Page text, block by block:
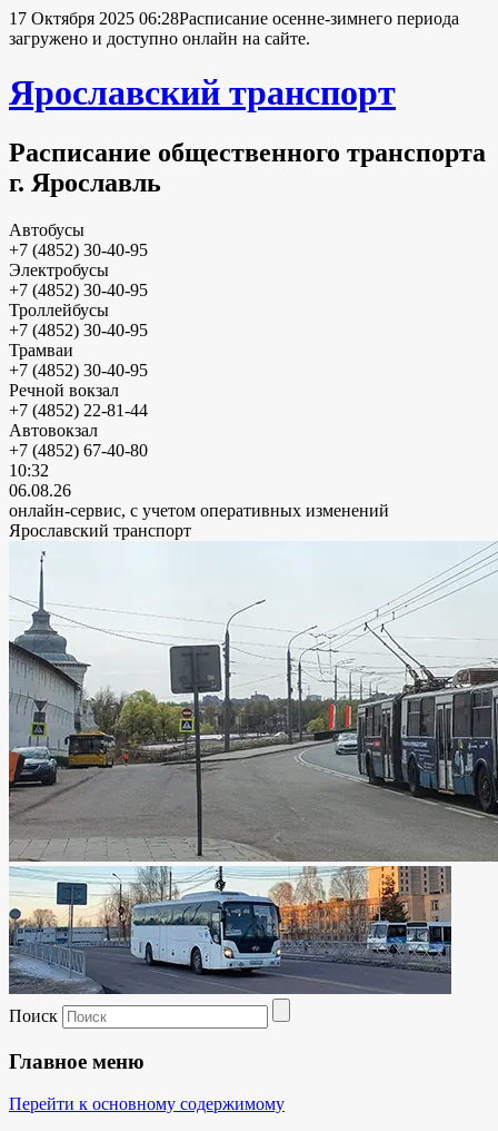
17 Октября 2025 06:28Расписание осенне-зимнего периода
загружено и доступно онлайн на сайте.
Ярославский транспорт
Расписание общественного транспорта
г. Ярославль
Автобусы
+7 (4852) 30-40-95
Электробусы
+7 (4852) 30-40-95
Троллейбусы
+7 (4852) 30-40-95
Трамваи
+7 (4852) 30-40-95
Речной вокзал
+7 (4852) 22-81-44
Автовокзал
+7 (4852) 67-40-80
10:32
06.08.26
онлайн-сервис, с учетом оперативных изменений
Ярославский транспорт
Поиск
Главное меню
Перейти к основному содержимому